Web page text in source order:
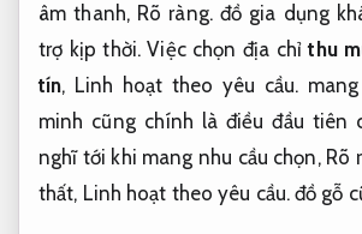
âm thanh, Rõ ràng.đồ gia dụng
trợ kịp thời.Việc chọn địa chỉthu
tín, Linh hoạt theo yêu cầu.
minh cũng chính là điều đầu tiên
nghĩ tới khi mang nhu cầu chọn, Rõ
thất, Linh hoạt theo yêu cầu.đồ gỗ